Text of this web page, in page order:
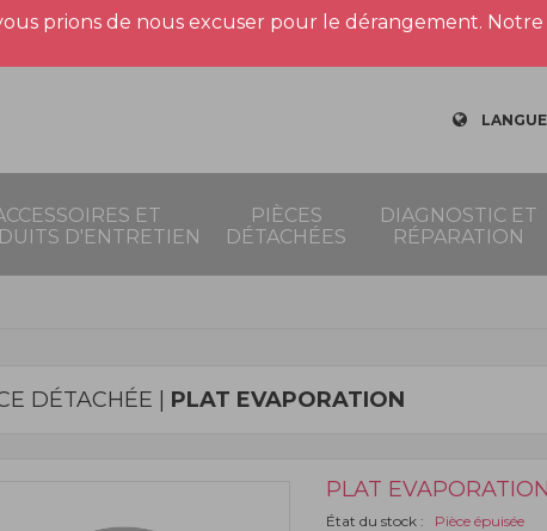
prions de nous excuser pour le dérangement.
ET
D'ENTRETIEN
PIÈCES
DÉTACHÉES
DIAGNOSTIC ET
RÉPARATION
DÉTACHÉE | PLAT EVAPORATION
PLAT EVAPORATION
État du stock : Pièce épuisée